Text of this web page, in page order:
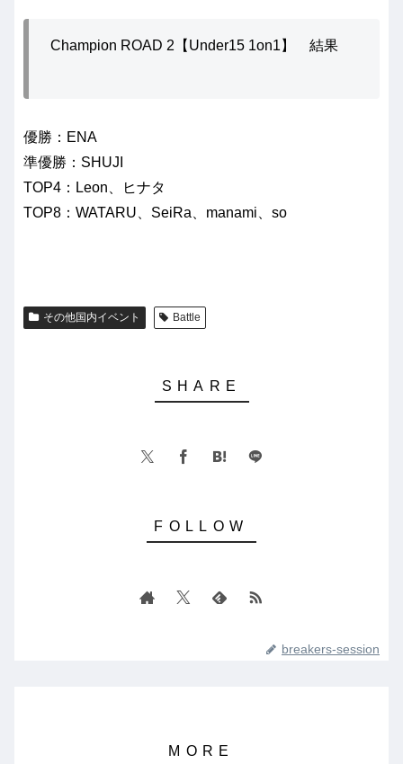
Champion ROAD 2【Under15 1on1】 結果
優勝：ENA
準優勝：SHUJI
TOP4：Leon、ヒナタ
TOP8：WATARU、SeiRa、manami、so
その他国内イベント Battle
breakers-session